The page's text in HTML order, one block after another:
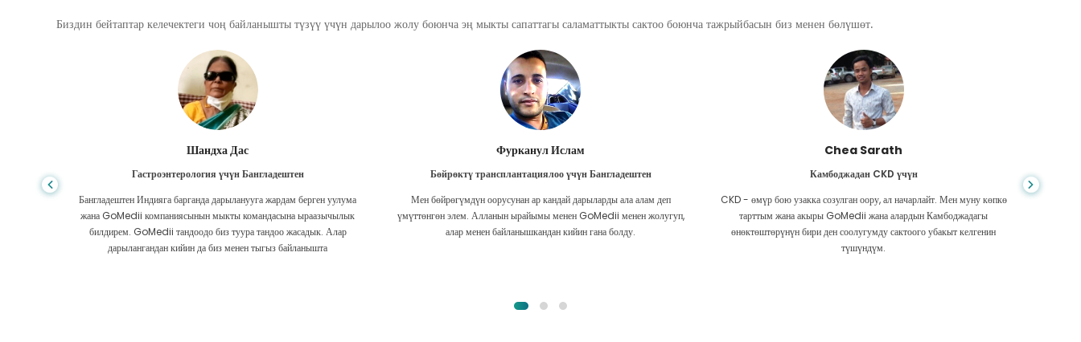
Биздин бейтаптар келечектеги чоң байланышты түзүү үчүн дарылоо жолу боюнча эң мыкты сапаттагы саламаттыкты сактоо боюнча тажрыйбасын биз менен бөлүшөт.
Шандха Дас
Гастроэнтерология үчүн Бангладештен
Бангладештен Индияга барганда дарыланууга жардам берген уулума
жана GoMedii компаниясынын мыкты командасына ыраазычылык
билдирем. GoMedii тандоодо биз туура тандоо жасадык. Алар
дарылангандан кийин да биз менен тыгыз байланышта
Фурканул Ислам
Бөйрөктү трансплантациялоо үчүн Бангладештен
Мен бөйрөгүмдүн оорусунан ар кандай дарыларды ала алам деп
үмүттөнгөн элем. Алланын ырайымы менен GoMedii менен жолугуп,
алар менен байланышкандан кийин гана болду.
Chea Sarath
Камбоджадан CKD үчүн
CKD - өмүр бою узакка созулган оору, ал начарлайт. Мен муну көпкө
тарттым жана акыры GoMedii жана алардын Камбоджадагы
өнөктөштөрүнүн бири ден соолугумду сактоого убакыт келгенин
түшүндүм.